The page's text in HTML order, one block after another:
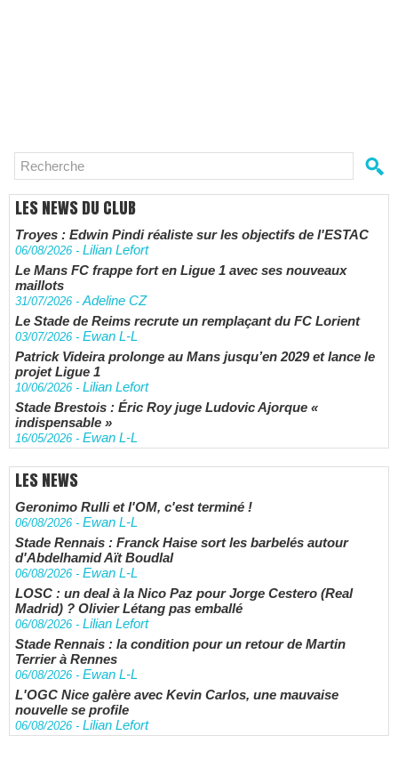
LES NEWS DU CLUB
Troyes : Edwin Pindi réaliste sur les objectifs de l'ESTAC
06/08/2026 - Lilian Lefort
Le Mans FC frappe fort en Ligue 1 avec ses nouveaux
maillots
31/07/2026 -Adeline CZ
Le Stade de Reims recrute un remplaçant du FC Lorient
03/07/2026 - Ewan L-L
Patrick Videira prolonge au Mans jusqu’en 2029 et lance le
projet Ligue 1
10/06/2026 - Lilian Lefort
Stade Brestois : Éric Roy juge Ludovic Ajorque «
indispensable »
16/05/2026 - Ewan L-L
LES NEWS
Geronimo Rulli et l'OM, c'est terminé !
06/08/2026 - Ewan L-L
Stade Rennais : Franck Haise sort les barbelés autour
d'Abdelhamid Aït Boudlal
06/08/2026 - Ewan L-L
LOSC : un deal à la Nico Paz pour Jorge Cestero (Real
Madrid) ? Olivier Létang pas emballé
06/08/2026 - Lilian Lefort
Stade Rennais : la condition pour un retour de Martin
Terrier à Rennes
06/08/2026 - Ewan L-L
L'OGC Nice galère avec Kevin Carlos, une mauvaise
nouvelle se profile
06/08/2026 - Lilian Lefort